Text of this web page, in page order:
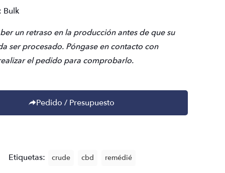
Bulk
un retraso en la producción antes de que su
ser procesado. Póngase en contacto con
el pedido para comprobarlo.
Pedido / Presupuesto
Etiquetas: crude cbd remédié